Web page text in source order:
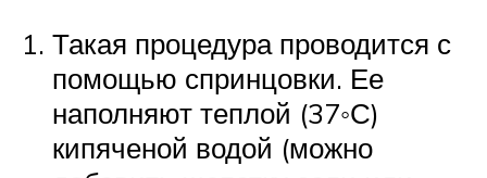
Такая процедура проводится с
помощью спринцовки. Ее
наполняют теплой (37◦С)
кипяченой водой (можно